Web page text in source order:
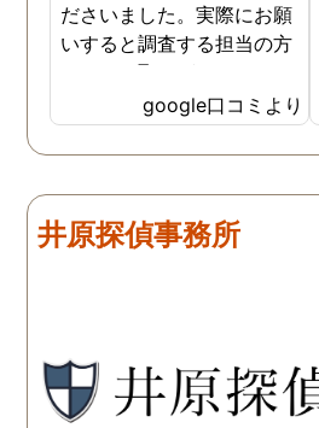
ださいました。実際にお願
いすると調査する担当の方
とのやり取りがメインで、
色々不安や心配な事の共有
をしてくれました。探偵の
方に依頼となると丸投げで
が、二人三脚で協力しあい
ながら、進めて行った感じ
と思います。思い切ってお
願いして良かったです。 こ
の度はありがとうございま
google口コミより
井原探偵事務所